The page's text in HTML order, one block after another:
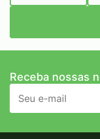
Receba nossas